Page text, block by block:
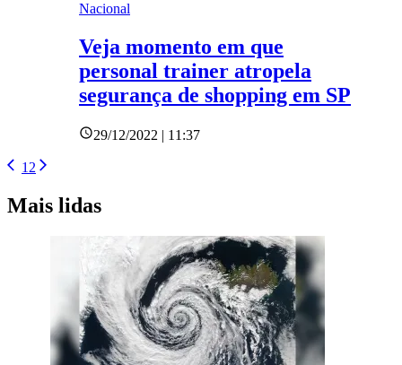
Nacional
Veja momento em que
personal trainer atropela
segurança de shopping em SP
29/12/2022 | 11:37
1 2
Mais lidas